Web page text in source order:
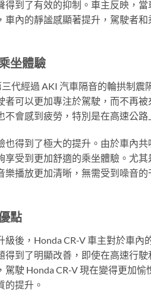
得到了有效的抑制。車主反映，
車內的靜謐感顯著提升，駕駛者
坐體驗
三代經過 AKI 汽車隔音的輪拱制
者可以更加專注於駕駛，而不再
不會感到疲勞，特別是在高速公
也得到了極大的提升。由於車內
享受到更加舒適的乘坐體驗。尤
樂播放更加清晰，無需受到噪音
點
級後，Honda CR-V 車主對於車
得到了明顯改善，即使在高速行
駕駛 Honda CR-V 現在變得更加
的提升。